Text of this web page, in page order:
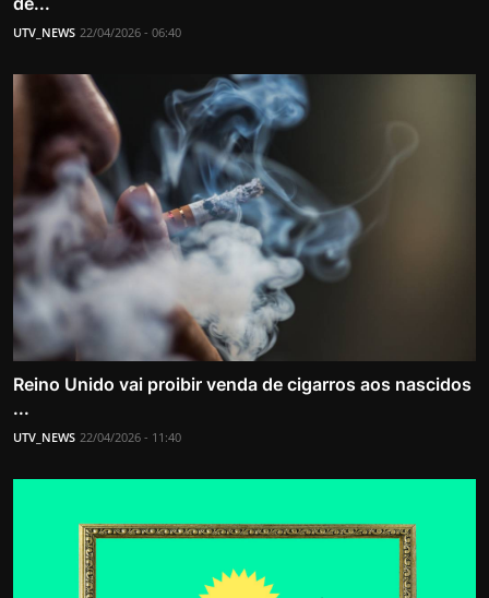
UTV_NEWS 22/04/2026 - 06:40
Reino Unido vai proibir venda de cigarros aos nascidos
...
UTV_NEWS 22/04/2026 - 11:40